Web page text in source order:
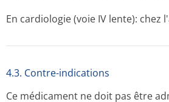
En cardiologie (voie IV lente): chez
4.3. Contre-indications
Ce médicament ne doit pas être